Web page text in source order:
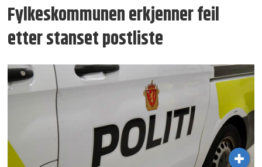
Fylkeskommunen erkjenner feil
etter stanset postliste